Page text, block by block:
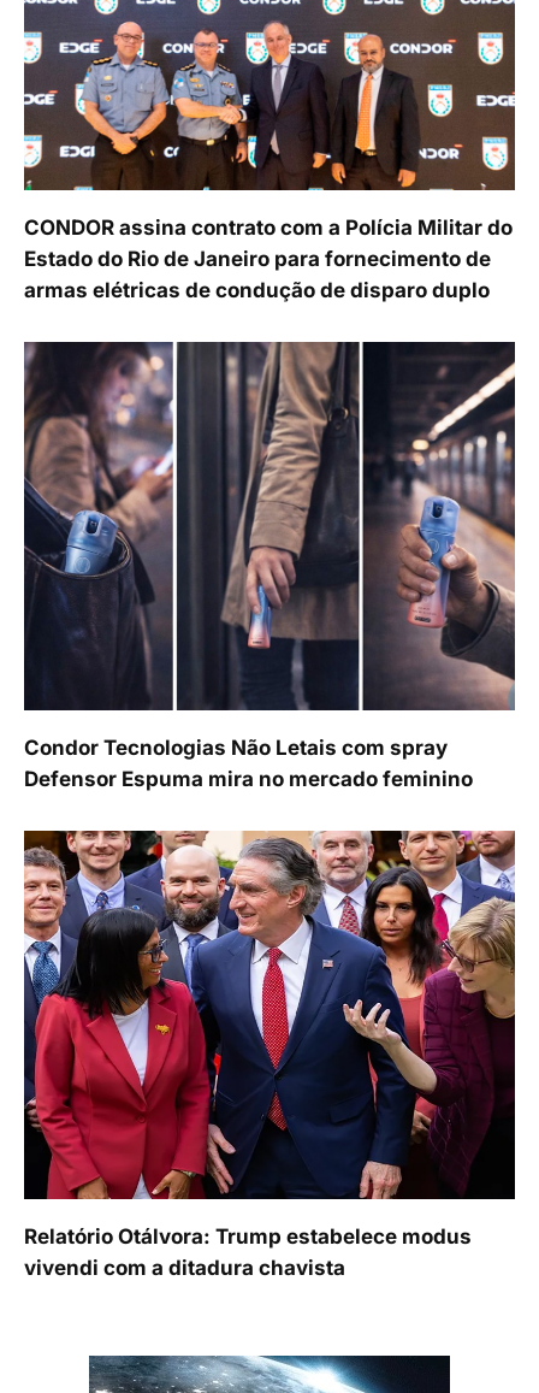
CONDOR assina contrato com a Polícia Militar do
Estado do Rio de Janeiro para fornecimento de
armas elétricas de condução de disparo duplo
Condor Tecnologias Não Letais com spray
Defensor Espuma mira no mercado feminino
Relatório Otálvora: Trump estabelece modus
vivendi com a ditadura chavista